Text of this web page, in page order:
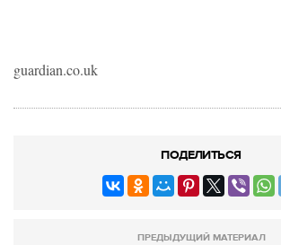
guardian.co.uk
ПОДЕЛИТЬСЯ
ПРЕДЫДУЩИЙ МАТЕРИАЛ